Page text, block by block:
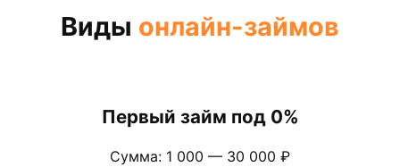
Виды онлайн-займов
Первый займ под 0%
Сумма: 1 000 — 30 000 ₽